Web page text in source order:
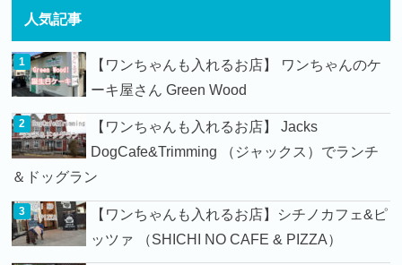
人気記事
【ワンちゃんも入れるお店】 ワンちゃんのケ
ーキ屋さん Green Wood
【ワンちゃんも入れるお店】 Jacks
DogCafe&Trimming （ジャックス）でランチ
＆ドッグラン
【ワンちゃんも入れるお店】シチノカフェ&ピ
ッツァ （SHICHI NO CAFE & PIZZA）